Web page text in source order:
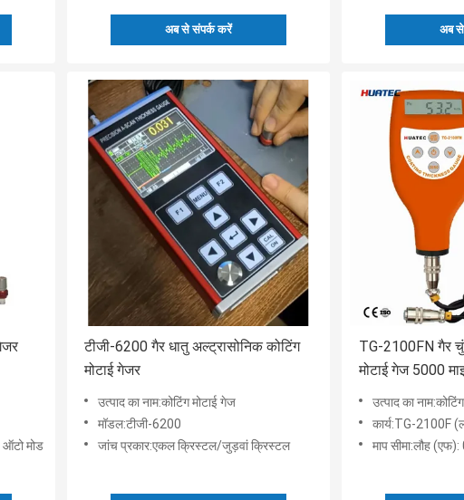
अब से संपर्क करें अब
ऑटो मोड
टीजी-6200 गैर धातु अल्ट्रासोनिक कोटिंग
मोटाई गेजर
उत्पाद का नाम:कोटिंग मोटाई गेज
मॉडल:टीजी-6200
जांच प्रकार:एकल क्रिस्टल/जुड़वां क्रिस्टल
TG-2100FN गैर
मोटाई गेज 5000
उत्पाद का
कार्य:TG-2100F (लौह सब्सट्रेट) TG-
माप सीमा:लौह